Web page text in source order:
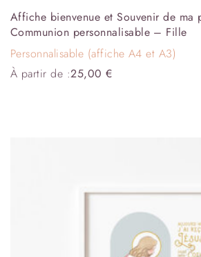
Affiche bienvenue et Souvenir de ma
Communion personnalisable – Fille
Personnalisable (affiche A4 et A3)
À partir de :25,00€